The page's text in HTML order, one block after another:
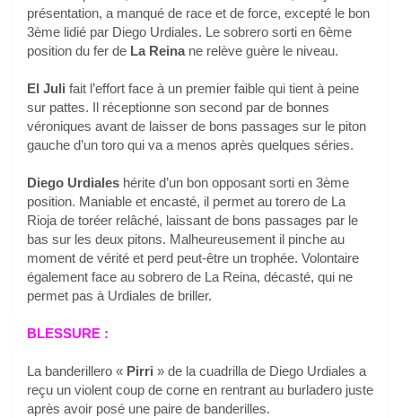
présentation, a manqué de race et de force, excepté le bon
3ème lidié par Diego Urdiales. Le sobrero sorti en 6ème
position du fer de La Reinane relève guère le niveau.
El Juli fait l’effort face à un premier faible qui tient à peine
sur pattes. Il réceptionne son second par de bonnes
véroniques avant de laisser de bons passages sur le piton
gauche d’un toro qui va a menos après quelques séries.
Diego Urdiales hérite d’un bon opposant sorti en 3ème
position. Maniable et encasté, il permet au torero de La
Rioja de toréer relâché, laissant de bons passages par le
bas sur les deux pitons. Malheureusement il pinche au
moment de vérité et perd peut-être un trophée. Volontaire
également face au sobrero de La Reina, décasté, qui ne
permet pas à Urdiales de briller.
BLESSURE :
La banderillero « Pirri » de la cuadrilla de Diego Urdiales a
reçu un violent coup de corne en rentrant au burladero juste
après avoir posé une paire de banderilles.